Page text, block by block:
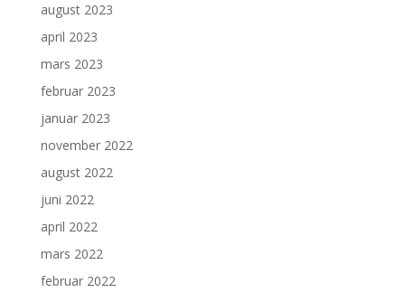
august 2023
april 2023
mars 2023
februar 2023
januar 2023
november 2022
august 2022
juni 2022
april 2022
mars 2022
februar 2022